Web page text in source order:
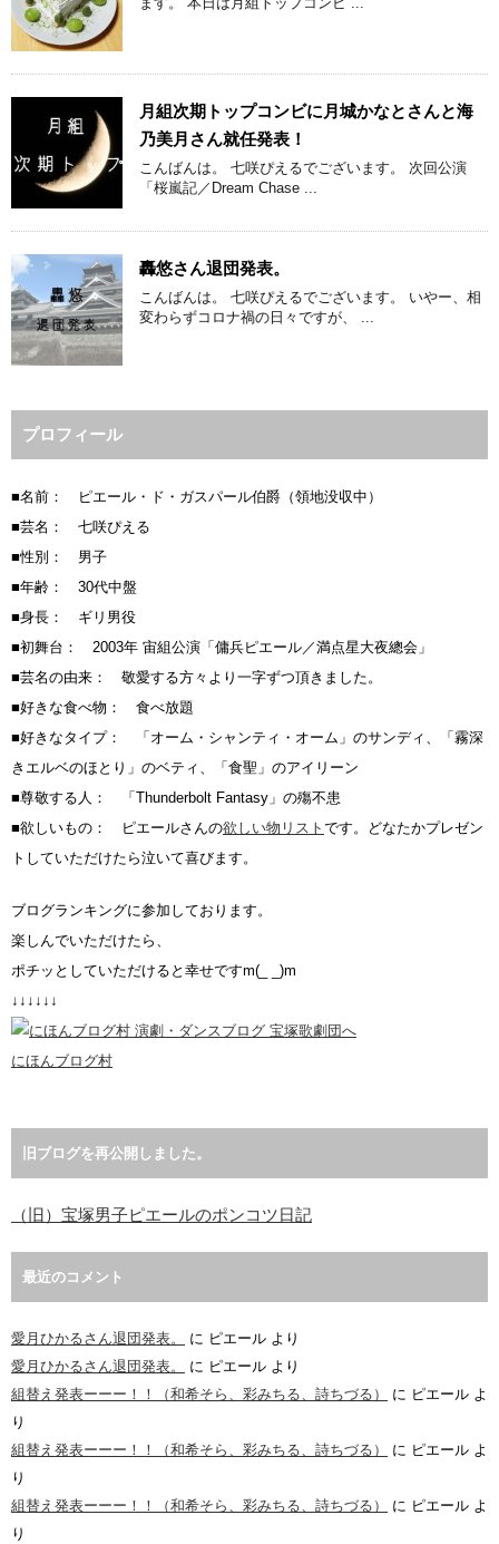
月組次期トップコンビに月城かなとさんと海
乃美月さん就任発表！
こんばんは。 七咲ぴえるでございます。 次回公演
「桜嵐記／Dream Chase ...
轟悠さん退団発表。
こんばんは。 七咲ぴえるでございます。 いやー、相
変わらずコロナ禍の日々ですが、 ...
プロフィール
■名前： ピエール・ド・ガスパール伯爵（領地没収中）
■芸名： 七咲ぴえる
■性別： 男子
■年齢： 30代中盤
■身長： ギリ男役
■初舞台： 2003年 宙組公演「傭兵ピエール／満点星大夜總会」
■芸名の由来： 敬愛する方々より一字ずつ頂きました。
■好きな食べ物： 食べ放題
■好きなタイプ： 「オーム・シャンティ・オーム」のサンディ、「霧深
きエルベのほとり」のベティ、「食聖」のアイリーン
■尊敬する人： 「Thunderbolt Fantasy」の殤不患
■欲しいもの： ピエールさんの欲しい物リスト です。どなたかプレゼン
トしていただけたら泣いて喜びます。
ブログランキングに参加しております。
楽しんでいただけたら、
ポチッとしていただけると幸せですm(_ _)m
↓↓↓↓↓↓
にほんブログ村
旧ブログを再公開しました。
（旧）宝塚男子ピエールのポンコツ日記
最近のコメント
愛月ひかるさん退団発表。 に ピエール より
愛月ひかるさん退団発表。
に ピエール より
組替え発表ーーー！！（和希そら、彩みちる、詩ちづる）
に ピエール よ
り
組替え発表ーーー！！（和希そら、彩みちる、詩ちづる）
に ピエール よ
り
組替え発表ーーー！！（和希そら、彩みちる、詩ちづる）
に ピエール よ
り